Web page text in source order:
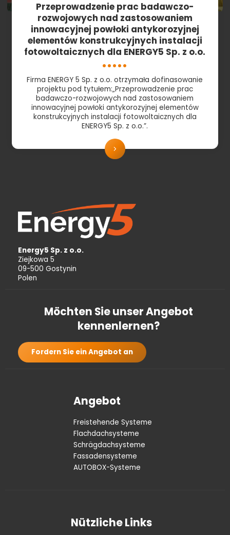
Przeprowadzenie prac badawczo-
rozwojowych nad zastosowaniem
innowacyjnej powłoki antykorozyjnej
elementów konstrukcyjnych instalacji
fotowoltaicznych dla ENERGY5 Sp. z o.o.
Firma ENERGY 5 Sp. z o.o. otrzymała dofinasowanie
projektu pod tytułem:„Przeprowadzenie prac
badawczo-rozwojowych nad zastosowaniem
innowacyjnej powłoki antykorozyjnej elementów
konstrukcyjnych instalacji fotowoltaicznych dla
ENERGY5 Sp. z o.o.”.
Energy5 Sp. z o.o.
Ziejkowa 5
09-500 Gostynin
Polen
Möchten Sie unser Angebot
kennenlernen?
Fordern Sie ein Angebot an
Angebot
Freistehende Systeme
Flachdachsysteme
Schrägdachsysteme
Fassadensysteme
AUTOBOX-Systeme
Nützliche Links